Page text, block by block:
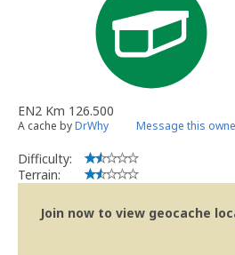
EN2 Km 126.500
A cache byDrWhy Message this
Difficulty:
Terrain:
Join now to view geocache